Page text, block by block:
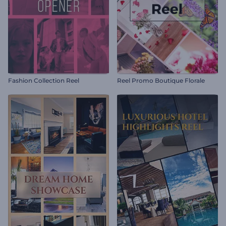
Fashion Collection Reel Reel Promo Boutique Florale